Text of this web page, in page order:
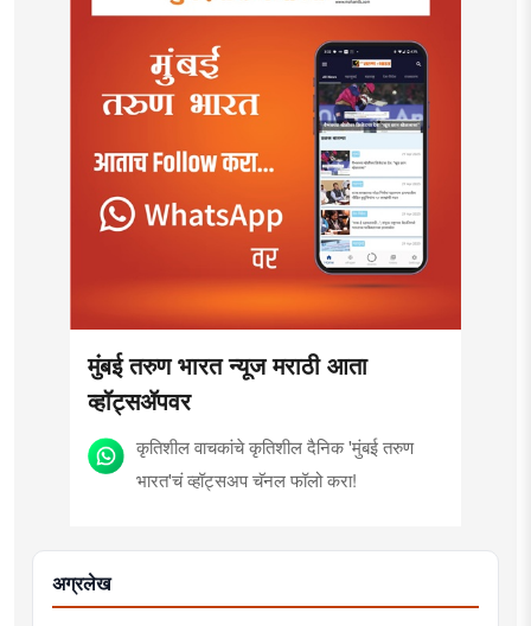
मुंबई तरुण भारत न्यूज मराठी आता
व्हॉट्सॲपवर
कृतिशील वाचकांचे कृतिशील दैनिक 'मुंबई तरुण
भारत'चं व्हॉट्सअप चॅनल फॉलो करा!
अग्रलेख